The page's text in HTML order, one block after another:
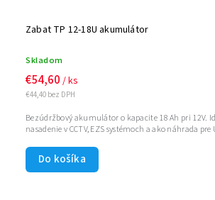
Zabat TP 12-18U akumulátor
Skladom
€44,40 bez DPH
€54,60 / ks
Do košíka
Bezúdržbový akumulátor o kapacite 18 Ah pri 12V.
nasadenie v CCTV, EZS systémoch a ako náhrada pre